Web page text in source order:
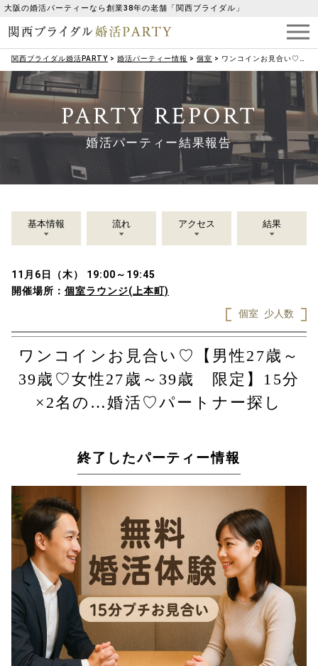
大阪の婚活パーティーなら創業38年の老舗「関西ブライダル」
関西ブライダル婚活PARTY > 婚活パーティー情報 > 個室 > ワンコインお見合い♡【男性27歳～39歳♡女性27歳～39歳 限定】15分×2名の…婚活♡パートナー探し
PARTY REPORT
婚活パーティー結果報告
基本情報 流れ アクセス 結果
11月6日（木） 19:00～19:45
開催場所： 個室ラウンジ(上本町)
個室
少人数
ワンコインお見合い♡【男性27歳～
39歳♡女性27歳～39歳 限定】15分
×2名の…婚活♡パートナー探し
終了したパーティー情報